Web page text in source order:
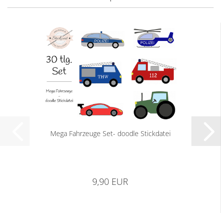
Mega Fahrzeuge Set- doodle Stickdatei
9,90 EUR